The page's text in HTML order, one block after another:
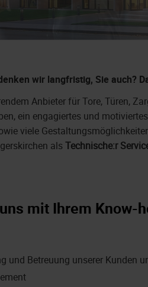
wir langfristig, Sie auch?
Anbieter für Tore, Türen,
ein engagiertes und
viele
als Technische:r
mit Ihrem Know-
und Betreuung unserer Kunden